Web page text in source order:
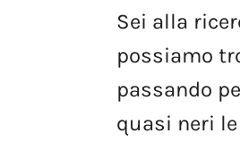
Sei alla
possiamo
passando
quasi neri le